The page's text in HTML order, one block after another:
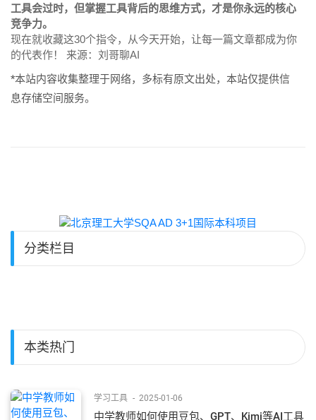
工具会过时，但掌握工具背后的思维方式，才是你永远的核心
竞争力。
现在就收藏这30个指令，从今天开始，让每一篇文章都成为你
的代表作！ 来源：刘哥聊AI
*本站内容收集整理于网络，多标有原文出处，本站仅提供信
息存储空间服务。
分类栏目
本类热门
学习工具 - 2025-01-06
中学教师如何使用豆包、GPT、Kimi等AI工具